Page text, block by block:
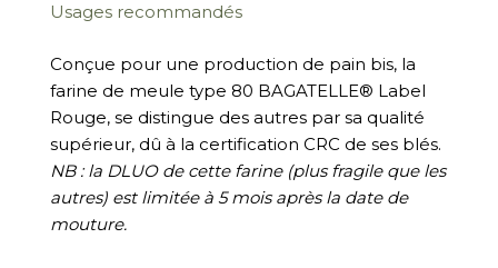
Usages recommandés
Conçue pour une production de pain bis, la
farine de meule type 80 BAGATELLE® Label
Rouge, se distingue des autres par sa qualité
supérieur, dû à la certification CRC de ses blés.
NB : la DLUO de cette farine (plus fragile que les
autres) est limitée à 5 mois après la date de
mouture.